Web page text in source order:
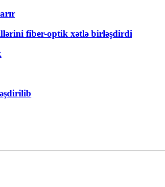
fiber-optik xətlə birləşdirdi